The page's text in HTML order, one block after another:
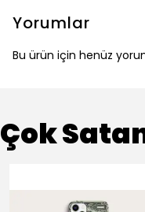
Yorumlar
Bu ürün için henüz
Çok